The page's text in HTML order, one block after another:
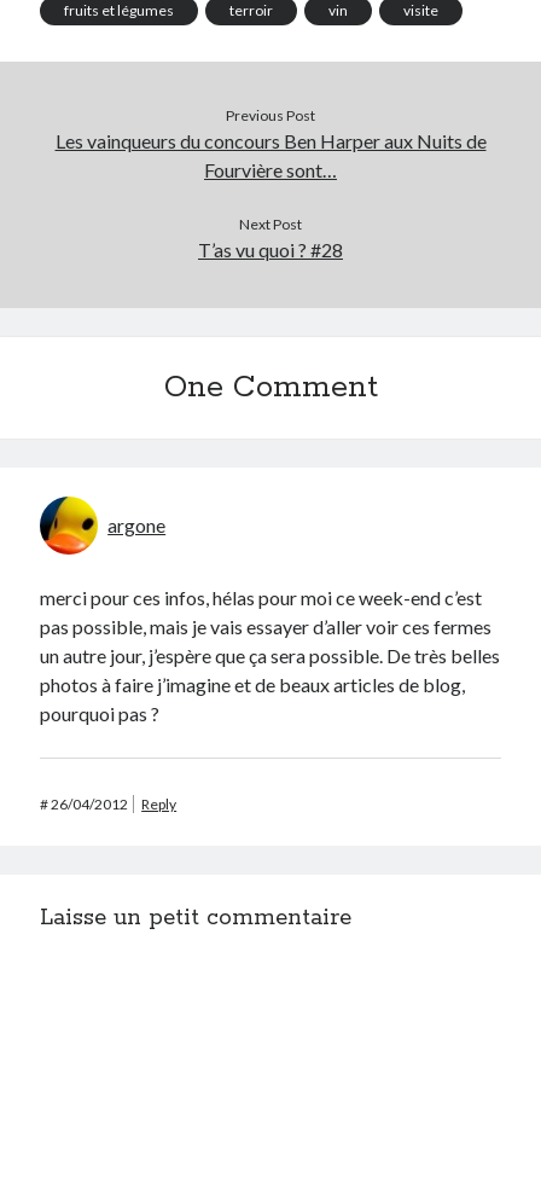
fruits et légumes terroir vin visite
Previous Post
Les vainqueurs du concours Ben Harper aux Nuits de
Fourvière sont…
Next Post
T’as vu quoi ? #28
One Comment
argone
merci pour ces infos, hélas pour moi ce week-end c’est
pas possible, mais je vais essayer d’aller voir ces fermes
un autre jour, j’espère que ça sera possible. De très belles
photos à faire j’imagine et de beaux articles de blog,
pourquoi pas ?
#26/04/2012 Reply
Laisse un petit commentaire